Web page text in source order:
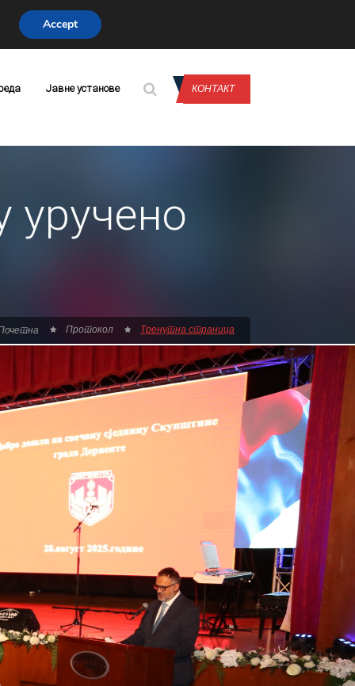
Јавне установе КОНТАКТ
Протокол Тренутна страница
Accept